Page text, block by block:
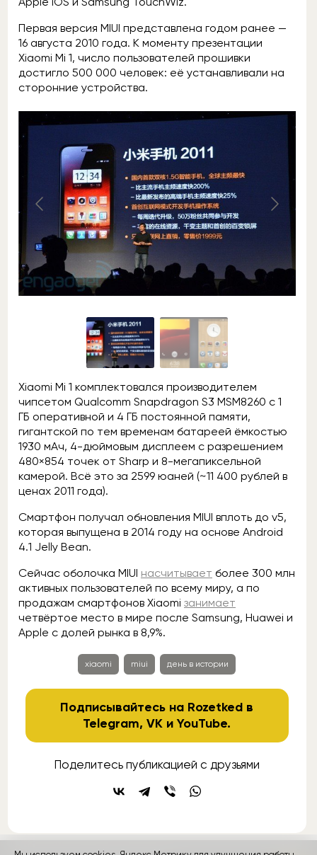
Первая версия MIUI представлена годом ранее —
16 августа 2010 года. К моменту презентации
Xiaomi Mi 1, число пользователей прошивки
достигло 500 000 человек: её устанавливали на
сторонние устройства.
Xiaomi Mi 1 комплектовался производителем
чипсетом Qualcomm Snapdragon S3 MSM8260 с 1
ГБ оперативной и 4 ГБ постоянной памяти,
гигантской по тем временам батареей ёмкостью
1930 мАч, 4-дюймовым дисплеем с разрешением
480×854 точек от Sharp и 8-мегапиксельной
камерой. Всё это за 2599 юаней (~11 400 рублей в
ценах 2011 года).
Смартфон получал обновления MIUI вплоть до v5,
которая выпущена в 2014 году на основе Android
4.1 Jelly Bean.
Сейчас оболочка MIUI насчитывает более 300 млн
активных пользователей по всему миру, а по
продажам смартфонов Xiaomi занимает
четвёртое место в мире после Samsung, Huawei и
Apple с долей рынка в 8,9%.
xiaomi miui день в истории
Подписывайтесь на Rozetked в
Telegram,VK иYouTube.
Поделитесь публикацией с друзьями